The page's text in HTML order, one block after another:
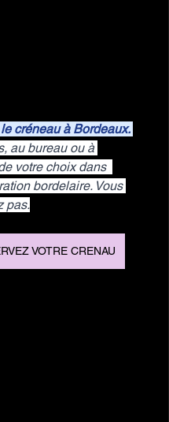
créneau à Bordeaux.
au bureau ou à
votre choix dans
bordelaire. Vous
pas.
VOTRE CRENAU